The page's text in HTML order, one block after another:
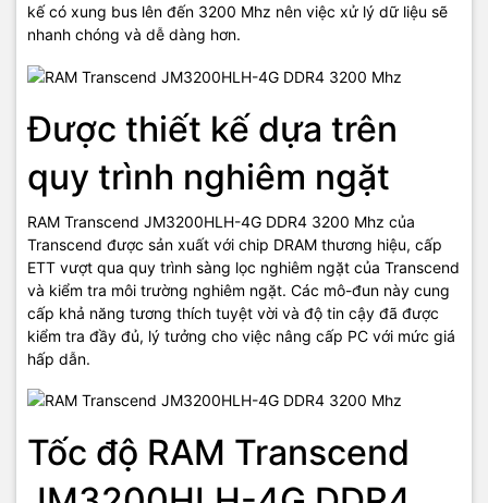
kế có xung bus lên đến 3200 Mhz nên việc xử lý dữ liệu sẽ
nhanh chóng và dễ dàng hơn.
Được thiết kế dựa trên
quy trình nghiêm ngặt
RAM Transcend JM3200HLH-4G DDR4 3200 Mhz của
Transcend được sản xuất với chip DRAM thương hiệu, cấp
ETT vượt qua quy trình sàng lọc nghiêm ngặt của Transcend
và kiểm tra môi trường nghiêm ngặt. Các mô-đun này cung
cấp khả năng tương thích tuyệt vời và độ tin cậy đã được
kiểm tra đầy đủ, lý tưởng cho việc nâng cấp PC với mức giá
hấp dẫn.
Tốc độ RAM Transcend